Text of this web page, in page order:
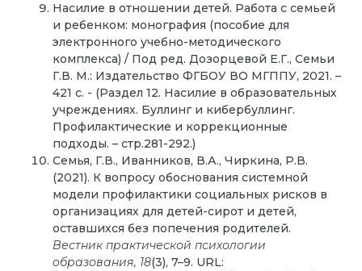
Насилие в отношении детей. Работа с семьей
и ребенком: монография (пособие для
электронного учебно-методического
комплекса) / Под ред. Дозорцевой Е.Г., Семьи
Г.В. М.: Издательство ФГБОУ ВО МГППУ, 2021. –
421 с. - (Раздел 12. Насилие в образовательных
учреждениях. Буллинг и кибербуллинг.
Профилактические и коррекционные
подходы. – стр.281-292.)
Семья, Г.В., Иванников, В.А., Чиркина, Р.В.
(2021). К вопросу обоснования системной
модели профилактики социальных рисков в
организациях для детей-сирот и детей,
оставшихся без попечения родителей.
Вестник практической психологии
образования, 18(3), 7–9. URL: